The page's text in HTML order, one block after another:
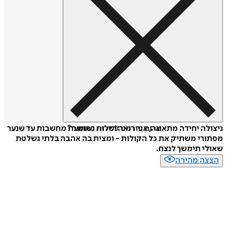
איזה פורמט לשלוח כמתנה?
ניצולה יחידה מתאונה, אֶוֶר רואה הילות ושומעת מחשבות עד שנער
מסתורי משתיק את כל הקולות - ומצית בה אהבה בלתי נשלטת
שאולי תימשך לנצח.
הצצה מהירה